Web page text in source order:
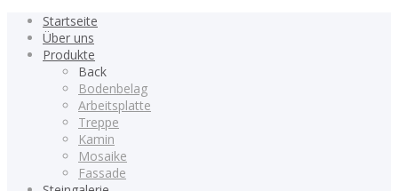
Startseite
Über uns
Produkte
Back
Bodenbelag
Arbeitsplatte
Treppe
Kamin
Mosaike
Fassade